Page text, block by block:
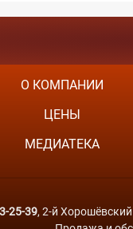
О КОМПАНИИ
ЦЕНЫ
МЕДИАТЕКА
25-39, 2-й